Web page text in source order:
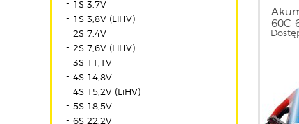
1S 3,7V
1S 3,8V (LiHV)
2S 7,4V
2S 7,6V (LiHV)
3S 11,1V
4S 14,8V
4S 15,2V (LiHV)
5S 18,5V
6S 22,2V
60C